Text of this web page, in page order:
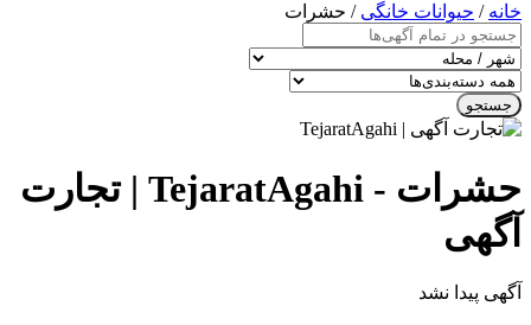
خانه / حیوانات خانگی / حشرات
جستجو
حشرات - TejaratAgahi | تجارت
آگهی
آگهی پیدا نشد